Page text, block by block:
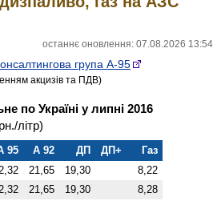
останнє оновлення: 07.08.2026 13:54
група А-95
акцизів та ПДВ)
по Україні у липні 2016
літр)
95 А 92 ДП ДП+
Газ
21,65 19,30
8,22
21,65 19,30
8,28